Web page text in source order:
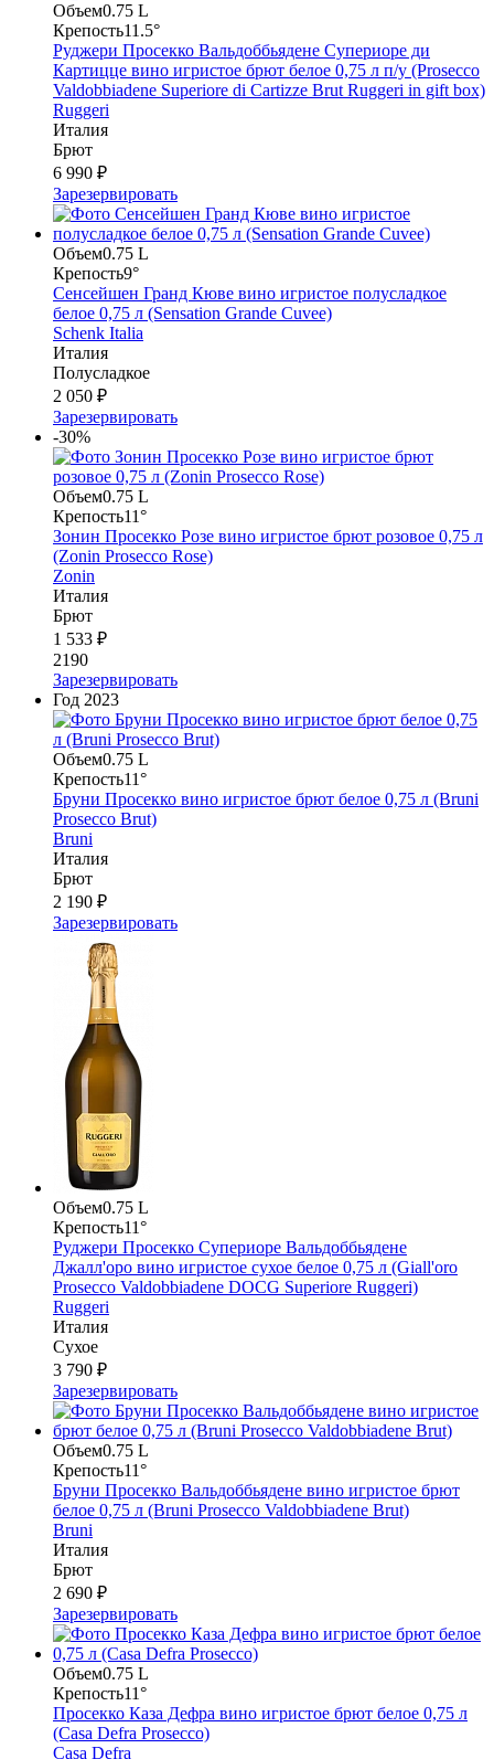
Объем0.75 L
Крепость11.5°
Руджери Просекко Вальдоббьядене Супериоре ди
Картицце вино игристое брют белое 0,75 л п/у (Prosecco
Valdobbiadene Superiore di Cartizze Brut Ruggeri in gift box)
Ruggeri
Италия
Брют
6 990 ₽
Зарезервировать
Объем0.75 L
Крепость9°
Сенсейшен Гранд Кюве вино игристое полусладкое
белое 0,75 л (Sensation Grande Cuvee)
Schenk Italia
Италия
Полусладкое
2 050 ₽
Зарезервировать
-30%
Объем0.75 L
Крепость11°
Зонин Просекко Розе вино игристое брют розовое 0,75 л
(Zonin Prosecco Rose)
Zonin
Италия
Брют
1 533 ₽
2190
Зарезервировать
Год 2023
Объем0.75 L
Крепость11°
Бруни Просекко вино игристое брют белое 0,75 л (Bruni
Prosecco Brut)
Bruni
Италия
Брют
2 190 ₽
Зарезервировать
Объем0.75 L
Крепость11°
Руджери Просекко Супериоре Вальдоббьядене
Джалл'оро вино игристое сухое белое 0,75 л (Giall'oro
Prosecco Valdobbiadene DOCG Superiore Ruggeri)
Ruggeri
Италия
Сухое
3 790 ₽
Зарезервировать
Объем0.75 L
Крепость11°
Бруни Просекко Вальдоббьядене вино игристое брют
белое 0,75 л (Bruni Prosecco Valdobbiadene Brut)
Bruni
Италия
Брют
2 690 ₽
Зарезервировать
Объем0.75 L
Крепость11°
Просекко Каза Дефра вино игристое брют белое 0,75 л
(Casa Defra Prosecco)
Casa Defra